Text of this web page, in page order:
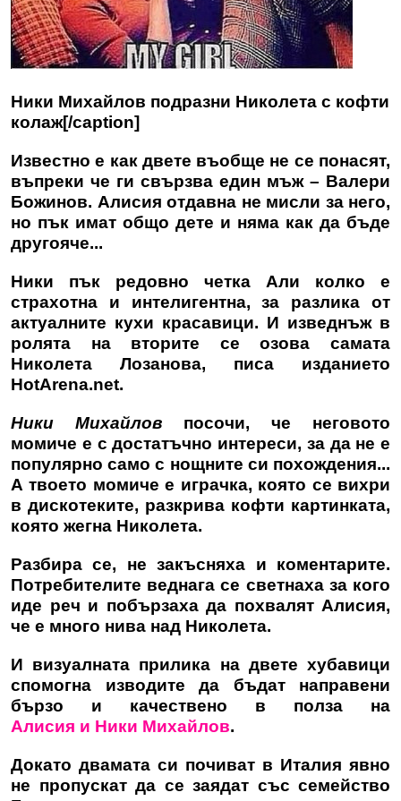
Ники Михайлов подразни Николета с кофти
колаж[/caption]
Известно е как двете въобще не се понасят,
въпреки че ги свързва един мъж – Валери
Божинов. Алисия отдавна не мисли за него,
но пък имат общо дете и няма как да бъде
другояче...
Ники пък редовно четка Али колко е
страхотна и интелигентна, за разлика от
актуалните кухи красавици. И изведнъж в
ролята на вторите се озова самата
Николета Лозанова, писа изданието
HotArena.net.
Ники Михайлов посочи, че неговото
момиче е с достатъчно интереси, за да не е
популярно само с нощните си похождения...
А твоето момиче е играчка, която се вихри
в дискотеките, разкрива кофти картинката,
която жегна Николета.
Разбира се, не закъсняха и коментарите.
Потребителите веднага се светнаха за кого
иде реч и побързаха да похвалят Алисия,
че е много нива над Николета.
И визуалната прилика на двете хубавици
спомогна изводите да бъдат направени
бързо и качествено в полза на
Алисия и Ники Михайлов.
Докато двамата си почиват в Италия явно
не пропускат да се заядат със семейство